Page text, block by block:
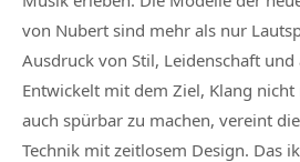
von Nubert sind mehr als nur
Ausdruck von Stil, Leidenschaft
Entwickelt mit dem Ziel, Klang
auch spürbar zu machen, vereint
Technik mit zeitlosem Design. Das